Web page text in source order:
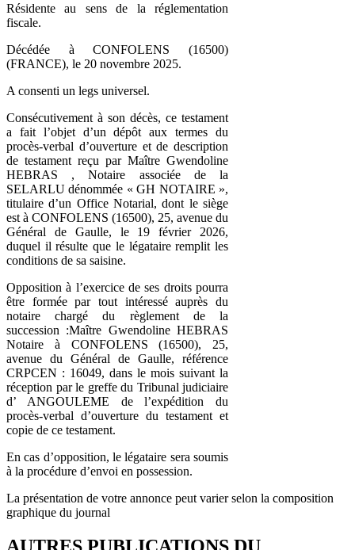
Résidente au sens de la réglementation
fiscale.
Décédée à CONFOLENS (16500)
(FRANCE), le 20 novembre 2025.
A consenti un legs universel.
Consécutivement à son décès, ce testament
a fait l’objet d’un dépôt aux termes du
procès-verbal d’ouverture et de description
de testament reçu par Maître Gwendoline
HEBRAS , Notaire associée de la
SELARLU dénommée « GH NOTAIRE »,
titulaire d’un Office Notarial, dont le siège
est à CONFOLENS (16500), 25, avenue du
Général de Gaulle, le 19 février 2026,
duquel il résulte que le légataire remplit les
conditions de sa saisine.
Opposition à l’exercice de ses droits pourra
être formée par tout intéressé auprès du
notaire chargé du règlement de la
succession :Maître Gwendoline HEBRAS
Notaire à CONFOLENS (16500), 25,
avenue du Général de Gaulle, référence
CRPCEN : 16049, dans le mois suivant la
réception par le greffe du Tribunal judiciaire
d’ ANGOULEME de l’expédition du
procès-verbal d’ouverture du testament et
copie de ce testament.
En cas d’opposition, le légataire sera soumis
à la procédure d’envoi en possession.
La présentation de votre annonce peut varier selon la composition
graphique du journal
AUTRES PUBLICATIONS DU